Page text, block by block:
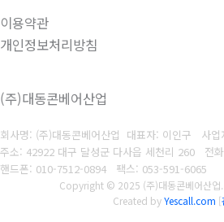
이용약관
개인정보처리방침
(주)대동콘베어산업
회사명: (주)대동콘베어산업 대표자: 이인구 사
주소: 42922 대구 달성군 다사읍 세천리 260 전
핸드폰: 010-7512-0894
팩스: 053-591-6065
Copyright © 2025 (주)대동콘베어산업
Created byYescall.com [